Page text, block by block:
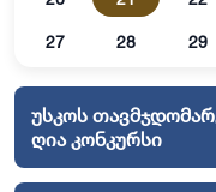
27 28 29
უსკოს
ღია კონკურსი